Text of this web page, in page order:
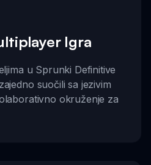
Igra
u Sprunki Definitive
suočili sa jezivim
okruženje za